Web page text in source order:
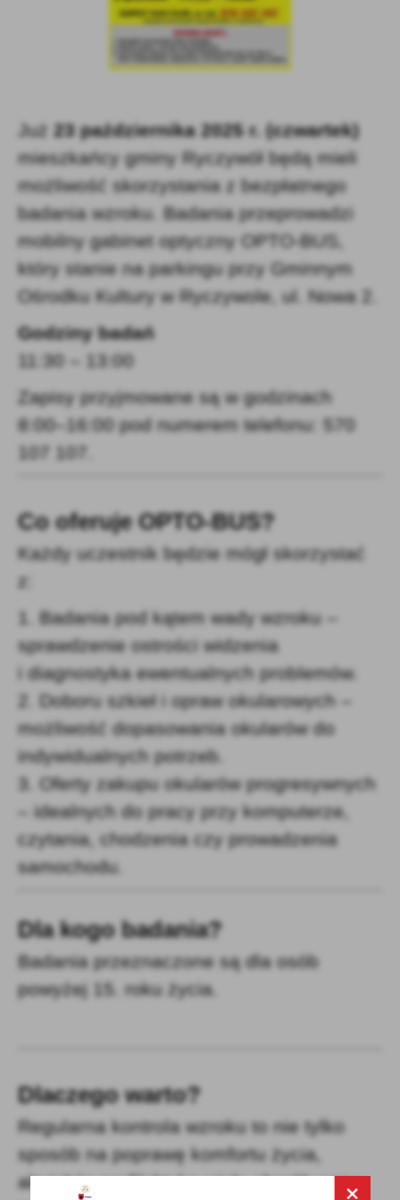
Firmy te działają w charakterze pośredników prezentujących nasze
treści w postaci wiadomości, ofert, komunikatów mediów
Już 23 października 2025 r. (czwartek)
mieszkańcy gminy Ryczywół będą mieli
możliwość skorzystania z bezpłatnego
badania wzroku. Badania przeprowadzi
mobilny gabinet optyczny OPTO-BUS,
który stanie na parkingu przy Gminnym
Ośrodku Kultury w Ryczywole, ul. Nowa 2.
Godziny badań
11:30 – 13:00
Zapisy przyjmowane są w godzinach
8:00–16:00 pod numerem telefonu: 570
107 107.
Co oferuje OPTO-BUS?
Każdy uczestnik będzie mógł skorzystać
z:
1. Badania pod kątem wady wzroku –
sprawdzenie ostrości widzenia
i diagnostyka ewentualnych problemów.
2. Doboru szkieł i opraw okularowych –
możliwość dopasowania okularów do
indywidualnych potrzeb.
3. Oferty zakupu okularów progresywnych
– idealnych do pracy przy komputerze,
czytania, chodzenia czy prowadzenia
samochodu.
Dla kogo badania?
Badania przeznaczone są dla osób
powyżej 15. roku życia.
Dlaczego warto?
Regularna kontrola wzroku to nie tylko
sposób na poprawę komfortu życia,
ale także profilaktyka wielu chorób oczu.